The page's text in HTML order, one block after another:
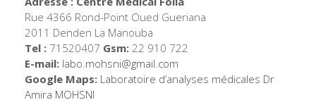
Rue 4366 Rond-Point Oued Gueriana
2011 Denden La Manouba
Tel : 71520407 Gsm: 22 910 722
E-mail: labo.mohsni@gmail.com
Google Maps: Laboratoire d’analyses médicales Dr
Amira MOHSNI